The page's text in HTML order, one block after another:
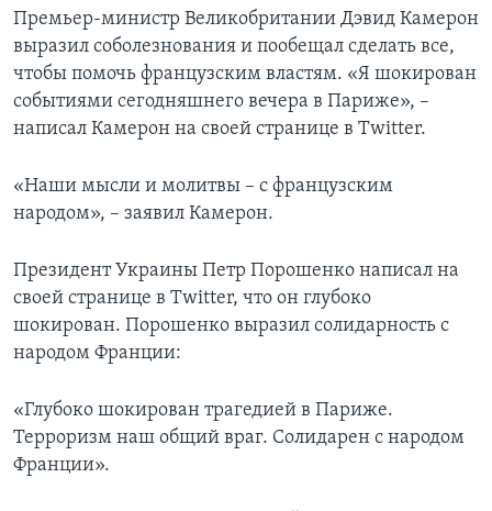
Премьер-министр Великобритании Дэвид Камерон
выразил соболезнования и пообещал сделать все,
чтобы помочь французским властям. «Я шокирован
событиями сегодняшнего вечера в Париже», –
написал Камерон на своей странице в Twitter.
«Наши мысли и молитвы – с французским
народом», – заявил Камерон.
Президент Украины Петр Порошенко написал на
своей странице в Twitter, что он глубоко
шокирован. Порошенко выразил солидарность с
народом Франции:
«Глубоко шокирован трагедией в Париже.
Терроризм наш общий враг. Солидарен с народом
Франции».